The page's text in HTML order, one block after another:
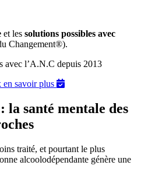
et lessolutions possibles avec
Changement®).
avec l’A.N.C depuis 2013
en savoir plus
la santé mentale des
traité, et pourtant le plus
alcoolodépendante génère une